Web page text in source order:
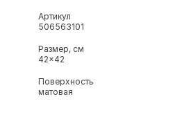
Артикул
506563101
Размер, см
42x42
Поверхность
матовая